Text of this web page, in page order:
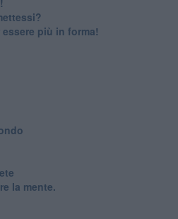
più in forma!
la mente.